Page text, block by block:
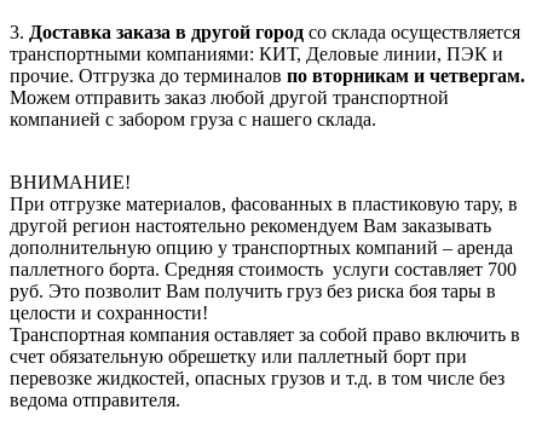
3. Доставка заказа в другой город со склада осуществляется
транспортными компаниями: КИТ, Деловые линии, ПЭК и
прочие. Отгрузка до терминалов по вторникам и четвергам.
Можем отправить заказ любой другой транспортной
компанией с забором груза с нашего склада.
ВНИМАНИЕ!
При отгрузке материалов, фасованных в пластиковую тару, в
другой регион настоятельно рекомендуем Вам заказывать
дополнительную опцию у транспортных компаний – аренда
паллетного борта. Средняя стоимость услуги составляет 700
руб. Это позволит Вам получить груз без риска боя тары в
целости и сохранности!
Транспортная компания оставляет за собой право включить в
счет обязательную обрешетку или паллетный борт при
перевозке жидкостей, опасных грузов и т.д. в том числе без
ведома отправителя.